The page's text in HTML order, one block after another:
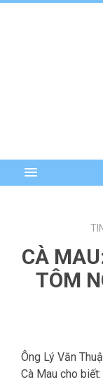
CÀ
TÔM
Ông Lý Văn
Cà Mau cho